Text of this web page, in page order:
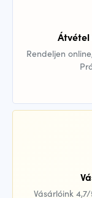
Rendeljen
Vásárlóink